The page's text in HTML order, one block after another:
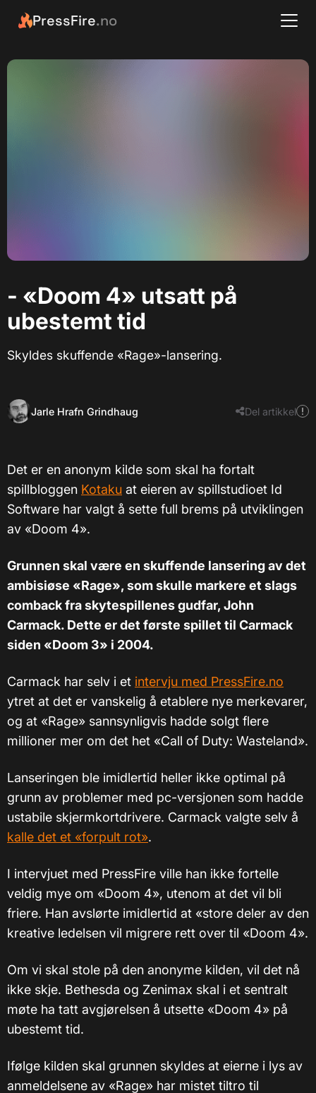
PressFire.no
- «Doom 4» utsatt på
ubestemt tid
Skyldes skuffende «Rage»-lansering.
Jarle Hrafn Grindhaug Del artikkel
Det er en anonym kilde som skal ha fortalt
spillbloggen Kotaku at eieren av spillstudioet Id
Software har valgt å sette full brems på utviklingen
av «Doom 4».
Grunnen skal være en skuffende lansering av det
ambisiøse «Rage», som skulle markere et slags
comback fra skytespillenes gudfar, John
Carmack. Dette er det første spillet til Carmack
siden «Doom 3» i 2004.
Carmack har selv i et intervju med PressFire.no
ytret at det er vanskelig å etablere nye merkevarer,
og at «Rage» sannsynligvis hadde solgt flere
millioner mer om det het «Call of Duty: Wasteland».
Lanseringen ble imidlertid heller ikke optimal på
grunn av problemer med pc-versjonen som hadde
ustabile skjermkortdrivere. Carmack valgte selv å
kalle det et «forpult rot».
I intervjuet med PressFire ville han ikke fortelle
veldig mye om «Doom 4», utenom at det vil bli
friere. Han avslørte imidlertid at «store deler av den
kreative ledelsen vil migrere rett over til «Doom 4».
Om vi skal stole på den anonyme kilden, vil det nå
ikke skje. Bethesda og Zenimax skal i et sentralt
møte ha tatt avgjørelsen å utsette «Doom 4» på
ubestemt tid.
Ifølge kilden skal grunnen skyldes at eierne i lys av
anmeldelsene av «Rage» har mistet tiltro til